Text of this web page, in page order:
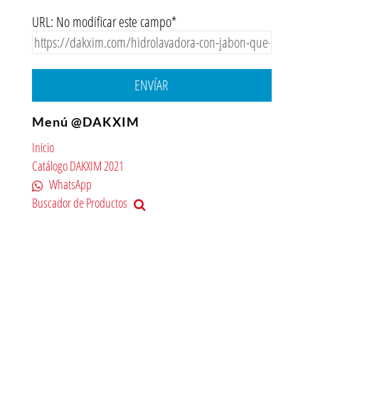
URL: No modificar este campo*
ENVÍAR
Menú @DAKXIM
Inicio
Catálogo DAKXIM 2021
WhatsApp
Buscador de Productos